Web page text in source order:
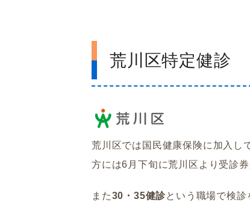
荒川区特定健診
荒川区では国民健康保険に加入し
方には6月下旬に荒川区より受診券
また30・35健診という職場で検